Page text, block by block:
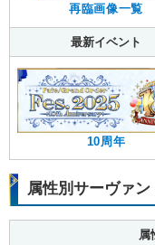
再臨画像一覧
最新イベント
10周年
属性別サーヴァン
属